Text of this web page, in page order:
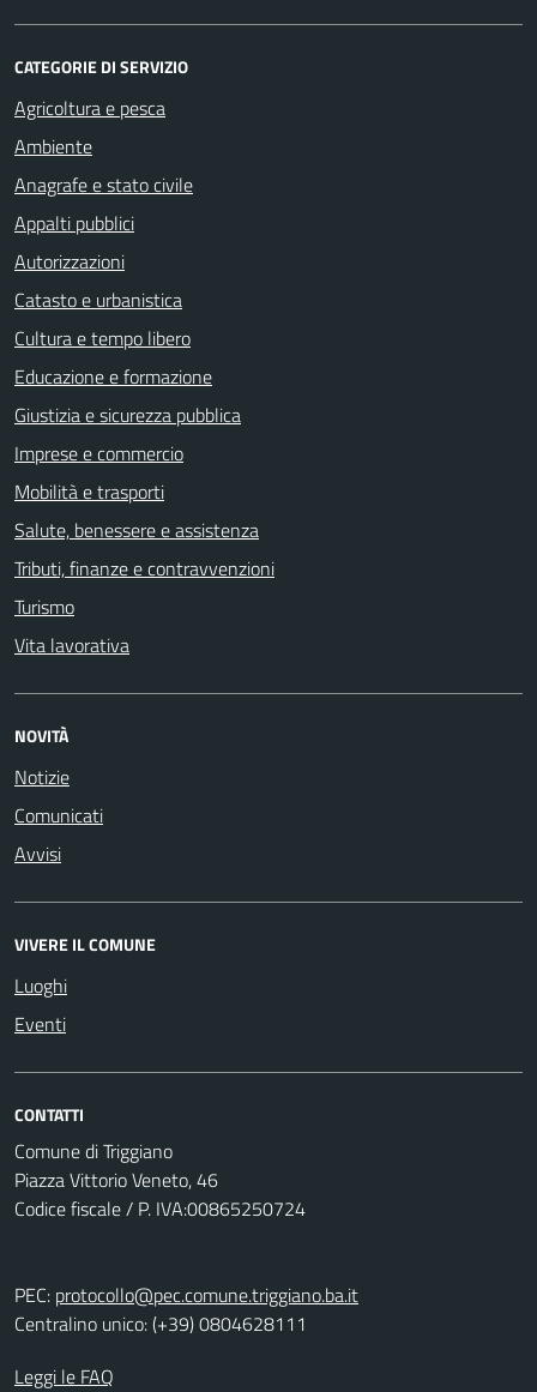
CATEGORIE DI SERVIZIO
Agricoltura e pesca
Ambiente
Anagrafe e stato civile
Appalti pubblici
Autorizzazioni
Catasto e urbanistica
Cultura e tempo libero
Educazione e formazione
Giustizia e sicurezza pubblica
Imprese e commercio
Mobilità e trasporti
Salute, benessere e assistenza
Tributi, finanze e contravvenzioni
Turismo
Vita lavorativa
NOVITÀ
Notizie
Comunicati
Avvisi
VIVERE IL COMUNE
Luoghi
Eventi
CONTATTI
Comune di Triggiano
Piazza Vittorio Veneto, 46
Codice fiscale / P. IVA:00865250724
PEC: protocollo@pec.comune.triggiano.ba.it
Centralino unico: (+39) 0804628111
Leggi le FAQ